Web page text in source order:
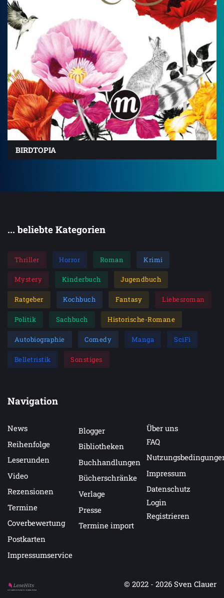
BIRDTOPIA
... beliebte Kategorien
Thriller Horror Roman Krimi
Mystery Kinderbuch Jugendbuch
Ratgeber Kochbuch Fantasy Liebesroman
Politik Sachbuch Historische-Romane
Autobiographie Comedy Manga SciFi
Belletristik Sonstiges
Navigation
News
Reihenfolge
Leserunden
Video
Rezensionen
Termine
Coverbewertung
Postkarten
Impressumservice
Blogger
Bibliotheken
Buchhandlungen
Bücherschränke
Verlage
Presse
Termine import
Über uns
FAQ
Impressum
Datenschutz
Login
Registrieren
Auf LeseHits.de findest Du die besten Bücher.
© 2022 - 2026 Sven Clauer